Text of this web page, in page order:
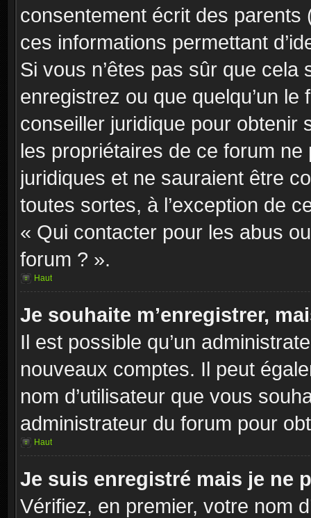
consentement écrit des parents
ces informations permettant
Si vous n’êtes pas sûr que cela
enregistrez ou que quelqu’un
conseiller juridique pour obtenir
les propriétaires de ce forum
juridiques et ne sauraient être
toutes sortes, à l’exception de
« Qui contacter pour les abus
forum ? ».
Haut
Je souhaite m’enregistrer,
Il est possible qu’un
nouveaux comptes. Il peut
nom d’utilisateur que vous
administrateur du forum pour
Haut
Je suis enregistré mais je ne
Vérifiez, en premier, votre nom